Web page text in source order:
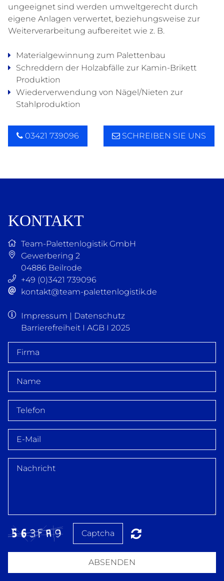
ungeeignet sind werden umweltgerecht durch
eigene Anlagen verwertet, beziehungsweise zur
Weiterverarbeitung aufbereitet wie z. B.
Materialgewinnung zum Palettenbau
Schreddern der Holzabfälle zur Kamin-Brikett
Produktion
Wiederverwendung von Nägel/Nieten zur
Stahlproduktion
 03421 739096  SCHREIBEN SIE UNS
KONTAKT
Team-Palettenlogistik GmbH
Gewerbering 2
04886 Beilrode
+49 (0)3421 739096
kontakt@team-palettenlogistik.de
Impressum
Datenschutz
BarrierefreiheitI AGB I 2025
ABSENDEN